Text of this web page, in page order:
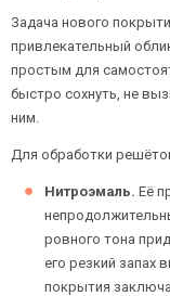
О компании
Контакты
+7
Задача нового
привлекательный
простым для
быстро сохнуть, не
ним.
Для обработки
Нитроэмаль. Её
ровного тона
его резкий запах
покрытия